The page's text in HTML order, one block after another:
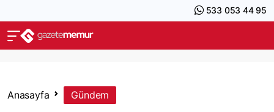
533 053 44 95
Anasayfa Gündem